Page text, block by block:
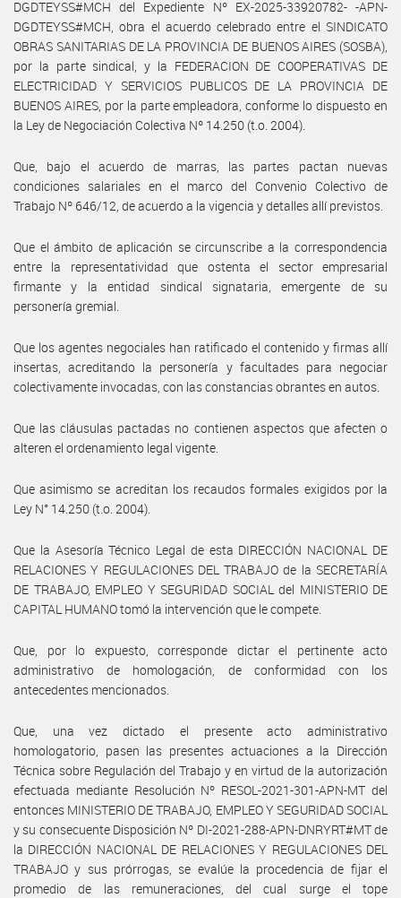
DGDTEYSS#MCH del Expediente Nº EX-2025-33920782- -APN-
DGDTEYSS#MCH, obra el acuerdo celebrado entre el SINDICATO
OBRAS SANITARIAS DE LA PROVINCIA DE BUENOS AIRES (SOSBA),
por la parte sindical, y la FEDERACION DE COOPERATIVAS DE
ELECTRICIDAD Y SERVICIOS PUBLICOS DE LA PROVINCIA DE
BUENOS AIRES, por la parte empleadora, conforme lo dispuesto en
la Ley de Negociación Colectiva Nº 14.250 (t.o. 2004).
Que, bajo el acuerdo de marras, las partes pactan nuevas
condiciones salariales en el marco del Convenio Colectivo de
Trabajo Nº 646/12, de acuerdo a la vigencia y detalles allí previstos.
Que el ámbito de aplicación se circunscribe a la correspondencia
entre la representatividad que ostenta el sector empresarial
firmante y la entidad sindical signataria, emergente de su
personería gremial.
Que los agentes negociales han ratificado el contenido y firmas allí
insertas, acreditando la personería y facultades para negociar
colectivamente invocadas, con las constancias obrantes en autos.
Que las cláusulas pactadas no contienen aspectos que afecten o
alteren el ordenamiento legal vigente.
Que asimismo se acreditan los recaudos formales exigidos por la
Ley N° 14.250 (t.o. 2004).
Que la Asesoría Técnico Legal de esta DIRECCIÓN NACIONAL DE
RELACIONES Y REGULACIONES DEL TRABAJO de la SECRETARÍA
DE TRABAJO, EMPLEO Y SEGURIDAD SOCIAL del MINISTERIO DE
CAPITAL HUMANO tomó la intervención que le compete.
Que, por lo expuesto, corresponde dictar el pertinente acto
administrativo de homologación, de conformidad con los
antecedentes mencionados.
Que, una vez dictado el presente acto administrativo
homologatorio, pasen las presentes actuaciones a la Dirección
Técnica sobre Regulación del Trabajo y en virtud de la autorización
efectuada mediante Resolución Nº RESOL-2021-301-APN-MT del
entonces MINISTERIO DE TRABAJO, EMPLEO Y SEGURIDAD SOCIAL
y su consecuente Disposición Nº DI-2021-288-APN-DNRYRT#MT de
la DIRECCIÓN NACIONAL DE RELACIONES Y REGULACIONES DEL
TRABAJO y sus prórrogas, se evalúe la procedencia de fijar el
promedio de las remuneraciones, del cual surge el tope